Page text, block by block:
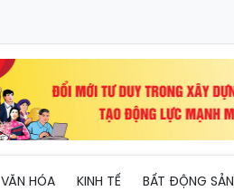
VĂN HÓA KINH TẾ BẤT ĐỘNG SẢN